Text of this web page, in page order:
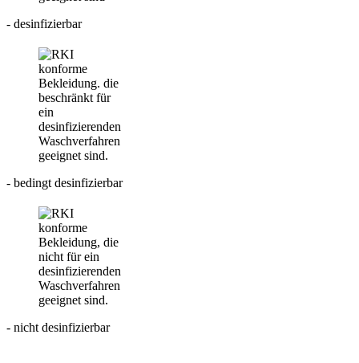
- desinfizierbar
- bedingt desinfizierbar
- nicht desinfizierbar